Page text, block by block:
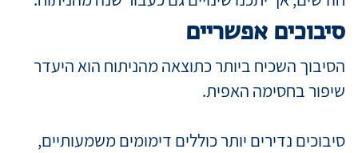
סיבוכים אפשריים
הסיבוך השכיח ביותר כתוצאה מהניתוח הוא היעדר
שיפור בחסימה האפית.
סיבוכים נדירים יותר כוללים דימומים משמעותיים,